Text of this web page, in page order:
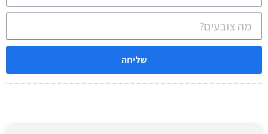
שליחה